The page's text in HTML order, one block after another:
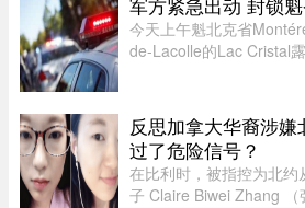
今天上午魁北克省
de-Lacolle的Lac Cristal
历史，目前对露营者没有
反思加拿大华裔涉
过了危险信号？
在比利时，被指控为北
子 Claire Biwei Zhang